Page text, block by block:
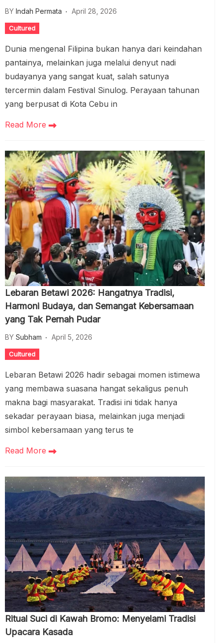
BY Indah Permata April 28, 2026
Cultured
Dunia mengenal Filipina bukan hanya dari keindahan
pantainya, melainkan juga melalui denyut nadi
budayanya yang sangat kuat, salah satunya
tercermin dalam Festival Sinulog. Perayaan tahunan
yang berpusat di Kota Cebu in
Read More
Lebaran Betawi 2026: Hangatnya Tradisi,
Harmoni Budaya, dan Semangat Kebersamaan
yang Tak Pernah Pudar
BY Subham April 5, 2026
Cultured
Lebaran Betawi 2026 hadir sebagai momen istimewa
yang membawa suasana hangat sekaligus penuh
makna bagi masyarakat. Tradisi ini tidak hanya
sekadar perayaan biasa, melainkan juga menjadi
simbol kebersamaan yang terus te
Read More
Ritual Suci di Kawah Bromo: Menyelami Tradisi
Upacara Kasada